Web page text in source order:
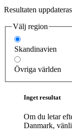
Resultaten
Välj region
Skandinavien
Övriga världen
Inget resultat
Om du letar
Danmark,